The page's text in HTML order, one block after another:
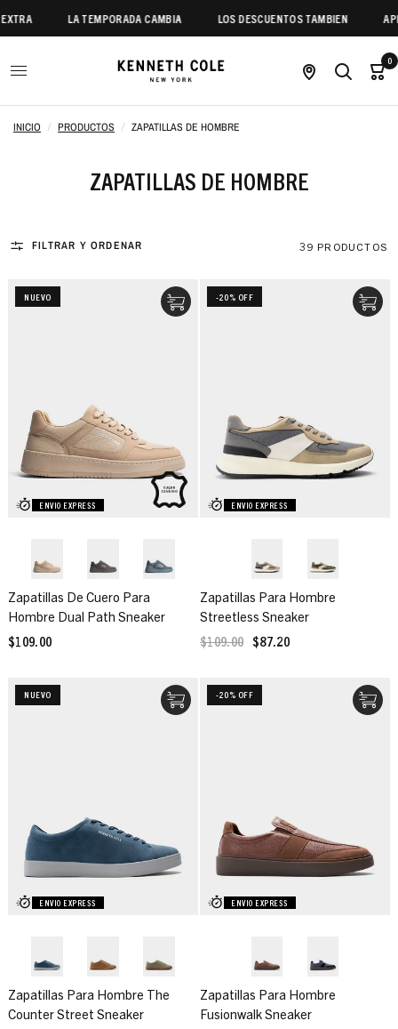
LA TEMPORADA CAMBIA LOS DESCUENTOS TAMBIEN
0
INICIO / PRODUCTOS / ZAPATILLAS DE HOMBRE
ZAPATILLAS DE HOMBRE
FILTRAR Y ORDENAR 39 PRODUCTOS
ENVIO EXPRESS
NUEVO
Zapatillas De Cuero Para
Hombre Dual Path Sneaker
$109.00
ENVIO EXPRESS
-20% OFF
Zapatillas Para Hombre
Streetless Sneaker
$109.00 $87.20
ENVIO EXPRESS
NUEVO
Zapatillas Para Hombre The
Counter Street Sneaker
ENVIO EXPRESS
-20% OFF
Zapatillas Para Hombre
Fusionwalk Sneaker